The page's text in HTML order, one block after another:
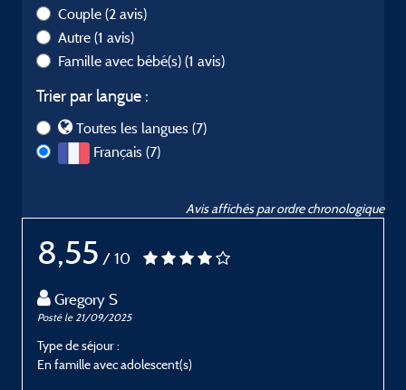
Couple (2 avis)
Autre (1 avis)
Famille avec bébé(s) (1 avis)
Trier par langue :
Toutes les langues (7)
Français (7)
Avis affichés par ordre chronologique
8,55 / 10
Gregory S
Posté le 21/09/2025
Type de séjour :
En famille avec adolescent(s)